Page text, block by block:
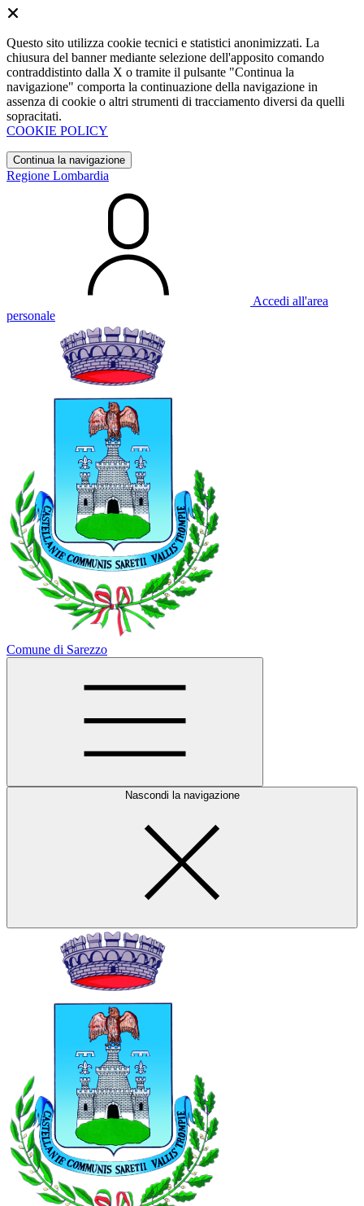
Questo sito utilizza cookie tecnici e statistici anonimizzati. La
chiusura del banner mediante selezione dell'apposito comando
contraddistinto dalla X o tramite il pulsante "Continua la
navigazione" comporta la continuazione della navigazione in
assenza di cookie o altri strumenti di tracciamento diversi da quelli
sopracitati.
COOKIE POLICY
Continua la navigazione
Regione Lombardia
Accedi all'area
personale
Comune di Sarezzo
Nascondi la navigazione